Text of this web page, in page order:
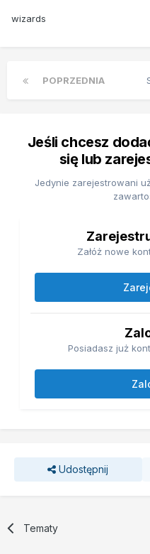
wizards
POPRZEDNIA
Jeśli chcesz
się lub
Jedynie zarejestrowani
Załóż nowe
Posiadasz już
Udostępnij
Tematy